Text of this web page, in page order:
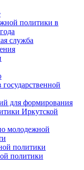
политики в
служба
для формирования
Иркутской
молодежной
политики
политики